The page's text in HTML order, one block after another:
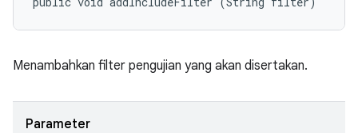
Menambahkan filter pengujian yang akan disertakan.
Parameter